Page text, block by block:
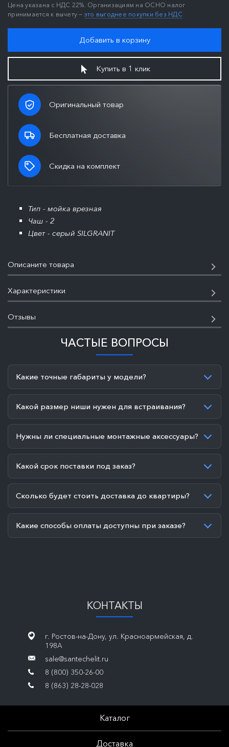
Цена указана с НДС 22%. Организациям на ОСНО налог
принимается к вычету — это выгоднее покупки без НДС
Добавить в корзину
Купить в 1 клик
Оригинальный товар
Бесплатная доставка
Скидка на комплект
Тип - мойка врезная
Чаш - 2
Цвет - серый SILGRANIT
Описаните товара
Характеристики
Отзывы
ЧАСТЫЕ ВОПРОСЫ
Какие точные габариты у модели?
Какой размер ниши нужен для встраивания?
Нужны ли специальные монтажные аксессуары?
Какой срок поставки под заказ?
Сколько будет стоить доставка до квартиры?
Какие способы оплаты доступны при заказе?
КОНТАКТЫ
г. Ростов-на-Дону, ул. Красноармейская, д.
198А
sale@santechelit.ru
8 (800) 350-26-00
8 (863) 28-28-028
Каталог
Доставка